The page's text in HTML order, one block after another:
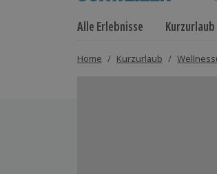
Alle Erlebnisse Kurzurlaub
Home / Kurzurlaub /